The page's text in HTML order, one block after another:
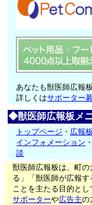
あなたも獣医師広報
詳しくはサポーター
◆獣医師広報板メ
トップページ ・ 広報
インフォメーション
談
獣医師広報板は、町
る」「獣医師が広報す
ことを主たる目的と
サポーターや広告主の